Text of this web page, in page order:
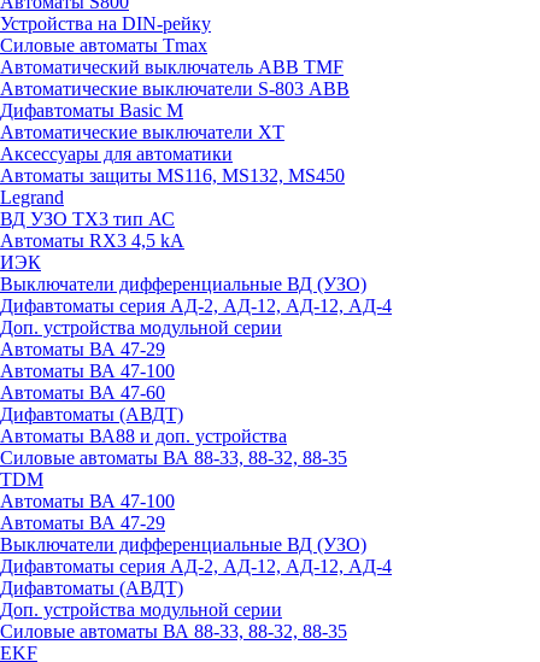
Устройства на DIN-рейку
Силовые автоматы Tmax
Автоматический выключатель ABB TMF
Автоматические выключатели S-803 АВВ
Дифавтоматы Basic M
Автоматические выключатели XT
Аксессуары для автоматики
Автоматы защиты MS116, MS132, MS450
Legrand
ВД УЗО TX3 тип АС
Автоматы RX3 4,5 kA
ИЭК
Выключатели дифференциальные ВД (УЗО)
Дифавтоматы серия АД-2, АД-12, АД-12, АД-4
Доп. устройства модульной серии
Автоматы ВА 47-29
Автоматы ВА 47-100
Автоматы ВА 47-60
Дифавтоматы (АВДТ)
Автоматы ВА88 и доп. устройства
Силовые автоматы ВА 88-33, 88-32, 88-35
TDM
Автоматы ВА 47-100
Автоматы ВА 47-29
Выключатели дифференциальные ВД (УЗО)
Дифавтоматы серия АД-2, АД-12, АД-12, АД-4
Дифавтоматы (АВДТ)
Доп. устройства модульной серии
Силовые автоматы ВА 88-33, 88-32, 88-35
EKF